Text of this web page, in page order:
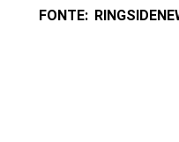
FONTE: